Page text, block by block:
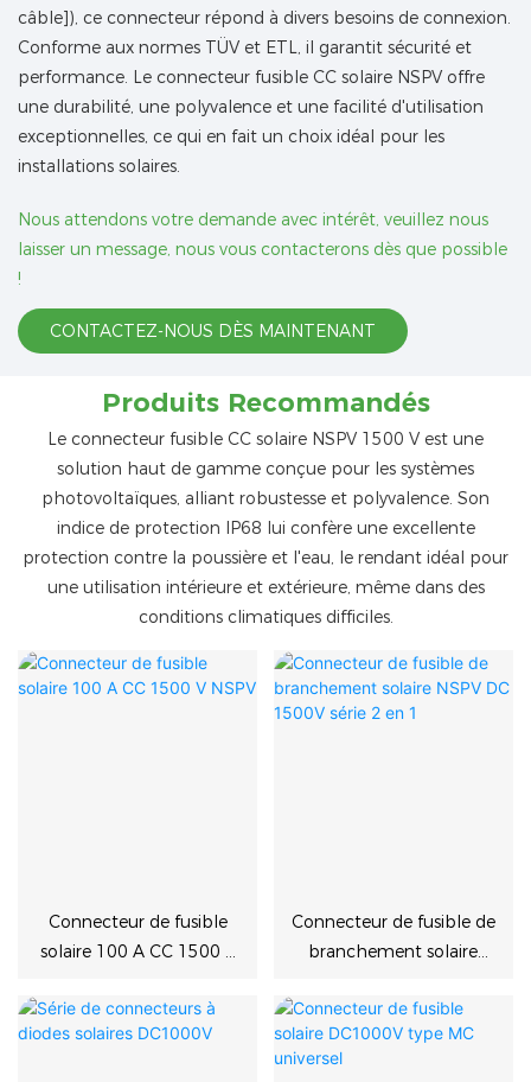
câble]), ce connecteur répond à divers besoins de connexion.
Conforme aux normes TÜV et ETL, il garantit sécurité et
performance. Le connecteur fusible CC solaire NSPV offre
une durabilité, une polyvalence et une facilité d'utilisation
exceptionnelles, ce qui en fait un choix idéal pour les
installations solaires.
Nous attendons votre demande avec intérêt, veuillez nous
laisser un message, nous vous contacterons dès que possible
!
CONTACTEZ-NOUS DÈS MAINTENANT
Produits Recommandés
Le connecteur fusible CC solaire NSPV 1500 V est une
solution haut de gamme conçue pour les systèmes
photovoltaïques, alliant robustesse et polyvalence. Son
indice de protection IP68 lui confère une excellente
protection contre la poussière et l'eau, le rendant idéal pour
une utilisation intérieure et extérieure, même dans des
conditions climatiques difficiles.
Connecteur de fusible
solaire 100 A CC 1500 V
Connecteur de fusible de
branchement solaire
en 1